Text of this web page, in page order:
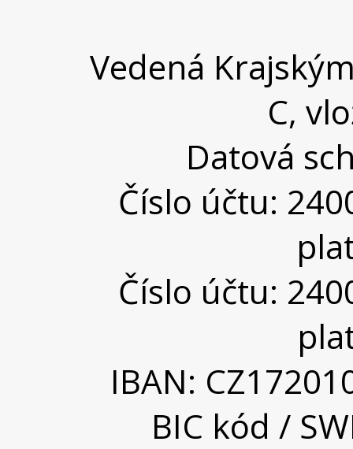
Vedená
C,
Datová
Číslo účtu:
Číslo účtu:
IBAN:
BIC kód /